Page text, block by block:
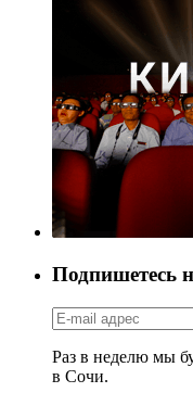
Подпишетесь
Раз в неделю мы
в Сочи.